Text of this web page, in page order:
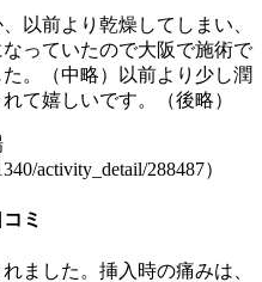
以前より乾燥してしまい、
っていたので大阪で施術で
。（中略）以前より少し潤
て嬉しいです。（後略）
activity_detail/288487）
ミ
ました。挿入時の痛みは、